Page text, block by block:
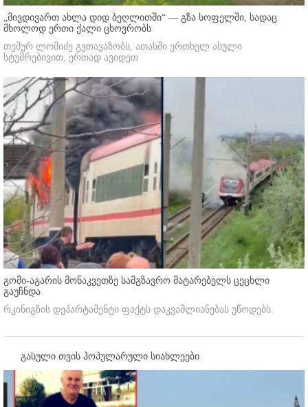
„მივდივართ ახლა დიდ ბეღლითში“ — გზა სოფელში, სადაც
მხოლოდ ერთი ქალი ცხოვრობს
თემურ ლომიძე გვთავაზობს, ათასში ერთხელ ასული
სტუმრებივით, ერთად ავიდეთ
გომი-აგარის მონაკვეთზე სამგზავრო მატარებელს ცეცხლი
გაუჩნდა
რკინიგზის დეპარტამენტი ფაქტს დაკვამლიანებას უწოდებს.
გასული თვის პოპულარული სიახლეები